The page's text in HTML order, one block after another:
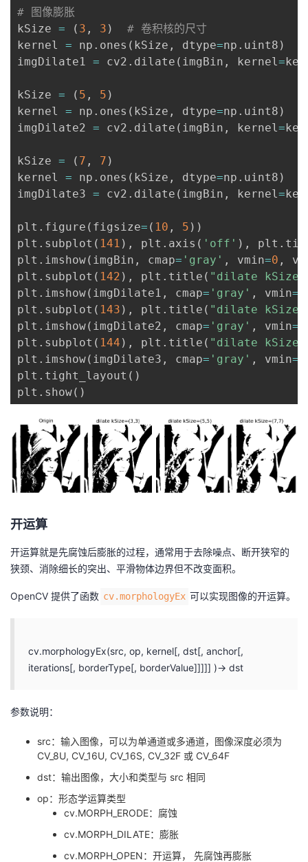
# 图像膨胀
kSize = ( 3 , 3 )
# 卷积核的尺寸
kernel = np . ones ( kSize , dtype=np . uint8 )
imgDilate1 = cv2 . dilate ( imgBin , kernel=
kSize = ( 5 , 5 )
kernel = np . ones ( kSize , dtype=np . uint8 )
imgDilate2 = cv2 . dilate ( imgBin , kernel=
kSize = ( 7 , 7 )
kernel = np . ones ( kSize , dtype=np . uint8 )
imgDilate3 = cv2 . dilate ( imgBin , kernel=
plt . figure ( figsize= ( 10 , 5 ) )
plt . subplot ( 141 ) , plt . axis ( 'off' ) , plt .
plt . imshow( imgBin , cmap= 'gray' , vmin=0 ,
plt . subplot ( 142 ) , plt . title ( "dilate
plt . imshow( imgDilate1 , cmap= 'gray' , vmin=
plt . subplot ( 143 ) , plt . title ( "dilate
plt . imshow( imgDilate2 , cmap= 'gray' , vmin=
plt . subplot ( 144 ) , plt . title ( "dilate
plt . imshow( imgDilate3 , cmap= 'gray' , vmin=
plt . tight_layout ( )
plt . show( )
开运算
开运算就是先腐蚀后膨胀的过程，通常用于去除噪点、断开狭窄的
狭颈、消除细长的突出、平滑物体边界但不改变面积。
OpenCV 提供了函数 cv.morphologyEx 可以实现图像的开运算。
cv.morphologyEx(src, op, kernel[, dst[, anchor[,
iterations[, borderType[, borderValue]]]]] )→ dst
参数说明：
src：输入图像，可以为单通道或多通道，图像深度必须为
CV_8U, CV_16U, CV_16S, CV_32F 或 CV_64F
dst：输出图像，大小和类型与 src 相同
op：形态学运算类型
cv.MORPH_ERODE：腐蚀
cv.MORPH_DILATE：膨胀
cv.MORPH_OPEN：开运算， 先腐蚀再膨胀